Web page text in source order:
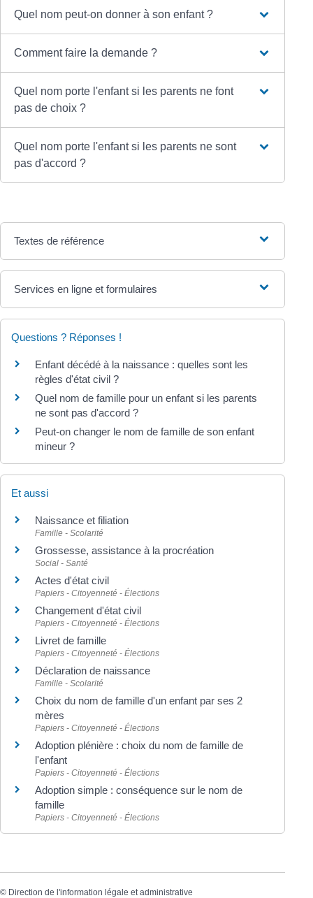
Quel nom peut-on donner à son enfant ?
Comment faire la demande ?
Quel nom porte l'enfant si les parents ne font
pas de choix ?
Quel nom porte l'enfant si les parents ne sont
pas d'accord ?
Textes de référence
Services en ligne et formulaires
Questions ? Réponses !
Enfant décédé à la naissance : quelles sont les
règles d'état civil ?
Quel nom de famille pour un enfant si les parents
ne sont pas d'accord ?
Peut-on changer le nom de famille de son enfant
mineur ?
Et aussi
Naissance et filiation
Famille - Scolarité
Grossesse, assistance à la procréation
Social - Santé
Actes d'état civil
Papiers - Citoyenneté - Élections
Changement d'état civil
Papiers - Citoyenneté - Élections
Livret de famille
Papiers - Citoyenneté - Élections
Déclaration de naissance
Famille - Scolarité
Choix du nom de famille d'un enfant par ses 2
mères
Papiers - Citoyenneté - Élections
Adoption plénière : choix du nom de famille de
l'enfant
Papiers - Citoyenneté - Élections
Adoption simple : conséquence sur le nom de
famille
Papiers - Citoyenneté - Élections
© Direction de l'information légale et administrative